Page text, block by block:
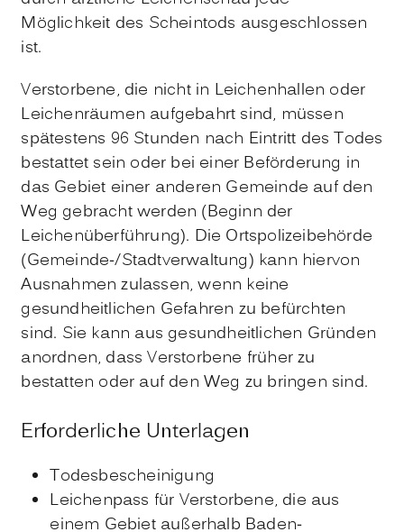
Möglichkeit des Scheintods ausgeschlossen
ist.
Verstorbene, die nicht in Leichenhallen oder
Leichenräumen aufgebahrt sind, müssen
spätestens 96 Stunden nach Eintritt des Todes
bestattet sein oder bei einer Beförderung in
das Gebiet einer anderen Gemeinde auf den
Weg gebracht werden (Beginn der
Leichenüberführung). Die Ortspolizeibehörde
(Gemeinde-/Stadtverwaltung) kann hiervon
Ausnahmen zulassen, wenn keine
gesundheitlichen Gefahren zu befürchten
sind. Sie kann aus gesundheitlichen Gründen
anordnen, dass Verstorbene früher zu
bestatten oder auf den Weg zu bringen sind.
Erforderliche Unterlagen
Todesbescheinigung
Leichenpass für Verstorbene, die aus
einem Gebiet außerhalb Baden-